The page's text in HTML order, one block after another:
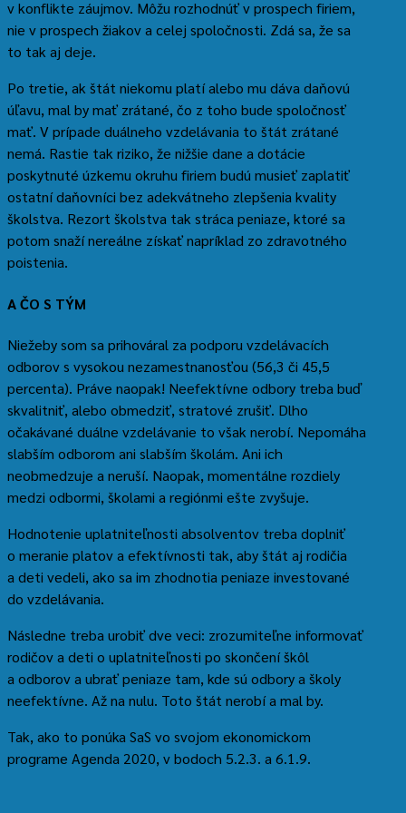
v konflikte záujmov. Môžu rozhodnúť v prospech firiem,
nie v prospech žiakov a celej spoločnosti. Zdá sa, že sa
to tak aj deje.
Po tretie, ak štát niekomu platí alebo mu dáva daňovú
úľavu, mal by mať zrátané, čo z toho bude spoločnosť
mať. V prípade duálneho vzdelávania to štát zrátané
nemá. Rastie tak riziko, že nižšie dane a dotácie
poskytnuté úzkemu okruhu firiem budú musieť zaplatiť
ostatní daňovníci bez adekvátneho zlepšenia kvality
školstva. Rezort školstva tak stráca peniaze, ktoré sa
potom snaží nereálne získať napríklad zo zdravotného
poistenia.
A ČO S TÝM
Niežeby som sa prihováral za podporu vzdelávacích
odborov s vysokou nezamestnanosťou (56,3 či 45,5
percenta). Práve naopak! Neefektívne odbory treba buď
skvalitniť, alebo obmedziť, stratové zrušiť. Dlho
očakávané duálne vzdelávanie to však nerobí. Nepomáha
slabším odborom ani slabším školám. Ani ich
neobmedzuje a neruší. Naopak, momentálne rozdiely
medzi odbormi, školami a regiónmi ešte zvyšuje.
Hodnotenie uplatniteľnosti absolventov treba doplniť
o meranie platov a efektívnosti tak, aby štát aj rodičia
a deti vedeli, ako sa im zhodnotia peniaze investované
do vzdelávania.
Následne treba urobiť dve veci: zrozumiteľne informovať
rodičov a deti o uplatniteľnosti po skončení škôl
a odborov a ubrať peniaze tam, kde sú odbory a školy
neefektívne. Až na nulu. Toto štát nerobí a mal by.
Tak, ako to ponúka SaS vo svojom ekonomickom
programe Agenda 2020, v bodoch 5.2.3. a 6.1.9.